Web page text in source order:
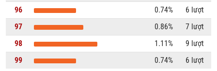
96
0.74%
6 lượt
97
0.86%
7 lượt
98
1.11%
9 lượt
99
0.74% 6 lượt